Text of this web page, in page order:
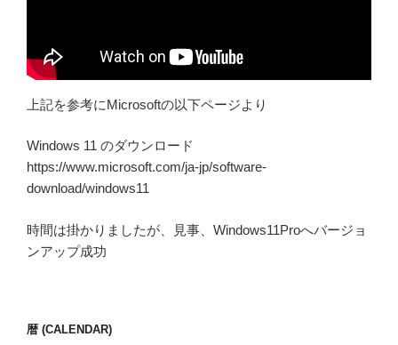
上記を参考にMicrosoftの以下ページより
Windows 11 のダウンロード
https://www.microsoft.com/ja-jp/software-
download/windows11
時間は掛かりましたが、見事、Windows11Proへバージョ
ンアップ成功
暦 (CALENDAR)